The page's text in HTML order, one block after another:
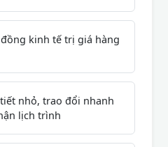
kinh tế trị giá hàng
nhỏ, trao đổi nhanh
lịch trình